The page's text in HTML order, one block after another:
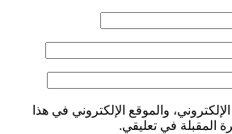
والموقع الإلكتروني في هذا
المقبلة في تعليقي.